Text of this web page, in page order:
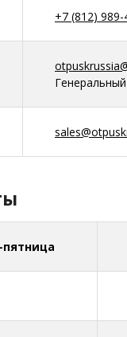
+7 (812) 989-